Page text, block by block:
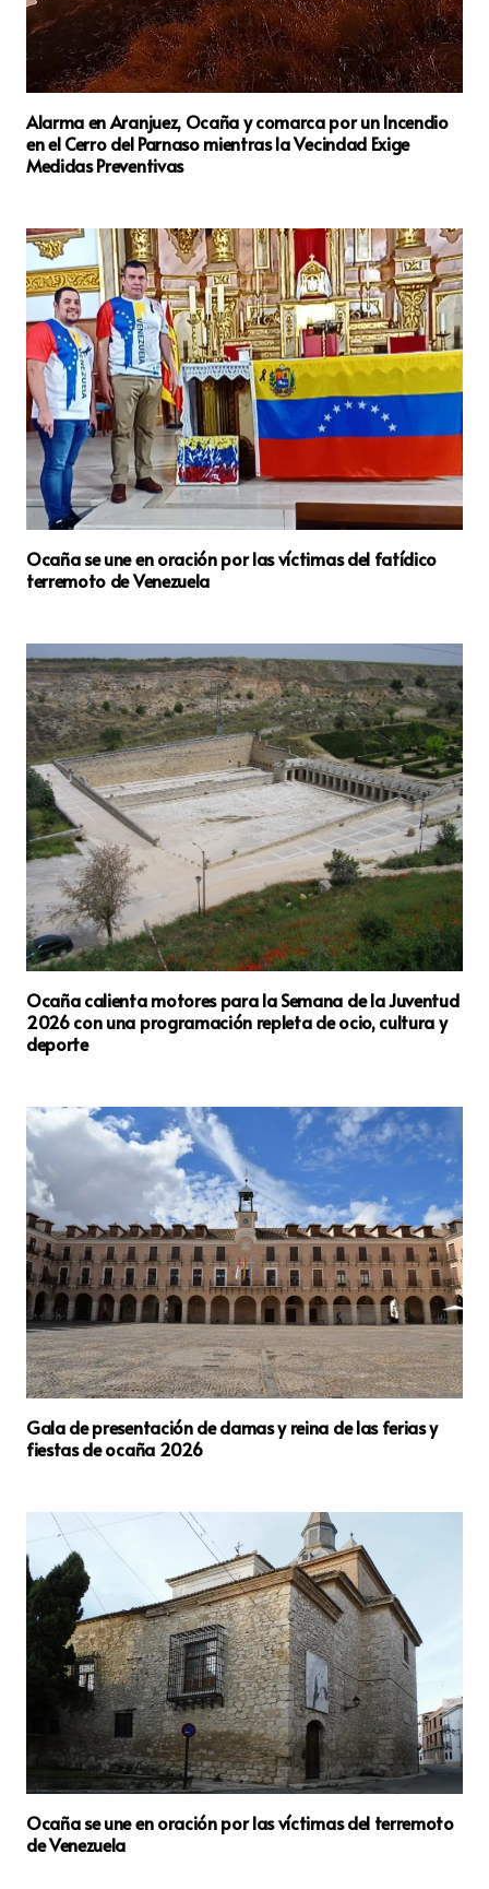
Alarma en Aranjuez, Ocaña y comarca por un Incendio
en el Cerro del Parnaso mientras la Vecindad Exige
Medidas Preventivas
Ocaña se une en oración por las víctimas del fatídico
terremoto de Venezuela
Ocaña calienta motores para la Semana de la Juventud
2026 con una programación repleta de ocio, cultura y
deporte
Gala de presentación de damas y reina de las ferias y
fiestas de ocaña 2026
Ocaña se une en oración por las víctimas del terremoto
de Venezuela